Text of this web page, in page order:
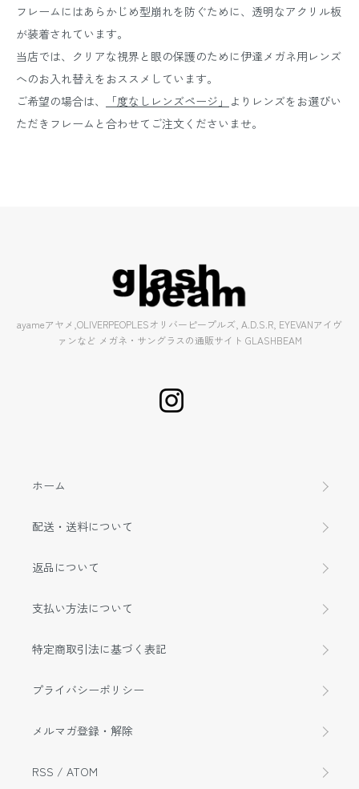
フレームにはあらかじめ型崩れを防ぐために、透明なアクリル板
が装着されています。
当店では、クリアな視界と眼の保護のために伊達メガネ用レンズ
へのお入れ替えをおススメしています。
ご希望の場合は、
「度なしレンズページ」 よりレンズをお選びい
ただきフレームと合わせてご注文くださいませ。
ayameアヤメ,OLIVERPEOPLESオリバーピープルズ, A.D.S.R, EYEVANアイヴ
ァンなど メガネ・サングラスの通販サイト GLASHBEAM
ホーム
配送・送料について
返品について
支払い方法について
特定商取引法に基づく表記
プライバシーポリシー
メルマガ登録・解除
RSS / ATOM